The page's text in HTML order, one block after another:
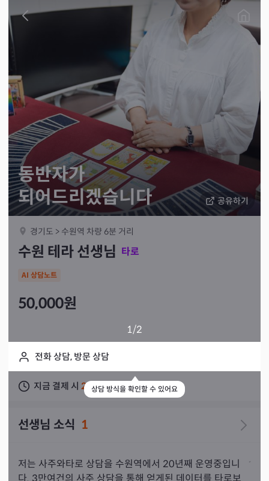
공유하기
동반자가
되어드리겠습니다
경기도 > 수원역 차량 6분 거리
수원 테라 선생님 타로
AI 상담노트
50,000원
1/2
전화 상담, 방문 상담
상담 방식을 확인할 수 있어요
지금 결제 시 2주 이내상담 가능
선생님 소식 1
저는 사주와타로 상담을 수원역에서 20년째 운영중입니
다. 3만여건의 사주 상담을 통해 얻게된 데이터를 타로보